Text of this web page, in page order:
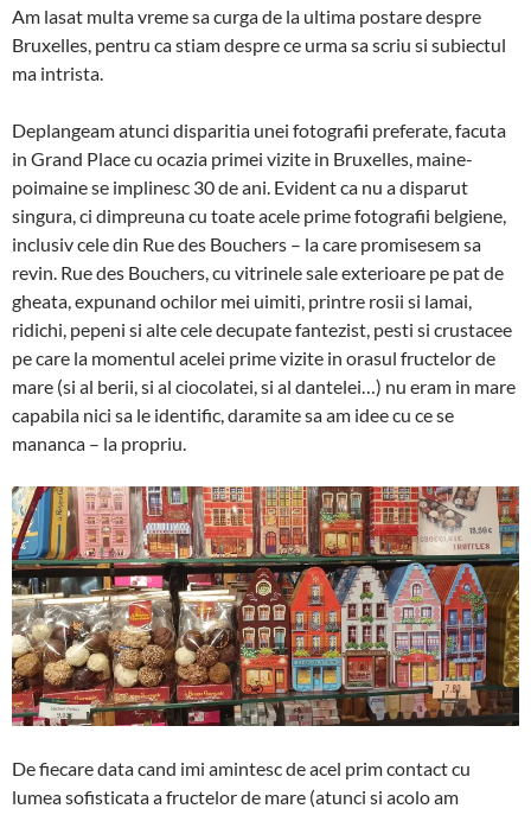
Am lasat multa vreme sa curga de la ultima postare despre
Bruxelles, pentru ca stiam despre ce urma sa scriu si subiectul
ma intrista.
Deplangeam atunci disparitia unei fotografii preferate, facuta
in Grand Place cu ocazia primei vizite in Bruxelles, maine-
poimaine se implinesc 30 de ani. Evident ca nu a disparut
singura, ci dimpreuna cu toate acele prime fotografii belgiene,
inclusiv cele din Rue des Bouchers – la care promisesem sa
revin. Rue des Bouchers, cu vitrinele sale exterioare pe pat de
gheata, expunand ochilor mei uimiti, printre rosii si lamai,
ridichi, pepeni si alte cele decupate fantezist, pesti si crustacee
pe care la momentul acelei prime vizite in orasul fructelor de
mare (si al berii, si al ciocolatei, si al dantelei…) nu eram in mare
capabila nici sa le identific, daramite sa am idee cu ce se
mananca – la propriu.
De fiecare data cand imi amintesc de acel prim contact cu
lumea sofisticata a fructelor de mare (atunci si acolo am